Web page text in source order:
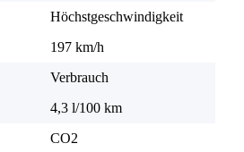
Höchstgeschwindigkeit
197 km/h
Verbrauch
4,3 l/100 km
CO2